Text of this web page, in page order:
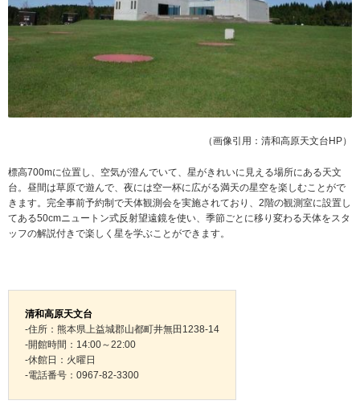
（画像引用：清和高原天文台HP）
標高700mに位置し、空気が澄んでいて、星がきれいに見える場所にある天文
台。昼間は草原で遊んで、夜には空一杯に広がる満天の星空を楽しむことがで
きます。完全事前予約制で天体観測会を実施されており、2階の観測室に設置し
てある50cmニュートン式反射望遠鏡を使い、季節ごとに移り変わる天体をスタ
ッフの解説付きで楽しく星を学ぶことができます。
清和高原天文台
-住所：熊本県上益城郡山都町井無田1238-14
-開館時間：14:00～22:00
-休館日：火曜日
-電話番号：0967-82-3300